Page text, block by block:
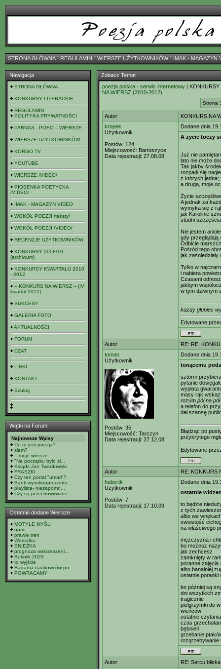
STRONA GŁÓWNAˇ REGULAMIN ˇ WIERSZE UŻYTKOWNIKÓWˇ IMAK - MAGAZYN
Nawigacja
STRONA GŁÓWNA
KONKURSY LITERACKIE
REGULAMIN
POLITYKA PRYWATNOŚCI
PARNAS - POECI - WIERSZE
WIERSZE UŻYTKOWNIKÓW
KORGO TV
YOUTUBE
WIERSZE /VIDEO/
PIOSENKA POETYCKA
/VIDEO/
IMAK - MAGAZYN VIDEO
WOKÓŁ POEZJI /teksty/
WOKÓŁ POEZJI /VIDEO/
RECENZJE UŻYTKOWNIKÓW
KONKURSY 2008/10
(archiwum)
KONKURSY KWARTAŁU 2010
- 2012
-- KONKURS NA WIERSZ -- (IV
kwartał 2012)
SUKCESY
GALERIA FOTO
AKTUALNOŚCI
FORUM
CZAT
LINKI
KONTAKT
Szukaj
Wątki na Forum
Najnowsze Wpisy
Co to jest poezja?
slam?
...moje wiersze
"Na początku było sł...
Ksiądz Jan Twardowski
FRASZKI
Czy ten portal "umarł"?
Bank wysokooprocento...
playlista- niezapomn...
Czy są przechowywane...
Ostatnio dodane Wiersze
MOTYLE MYŚLI
optio
prawie tren
Wersalka
ŚNIEŻKA
prognoza wskrzeszeni...
Bukolik 2026
to wyjście
Badania naukowców po...
POWRACAMY
Zobacz Temat
poezja polska - serwis internetowy |
NA WIERSZ (2010-2012)
Strona
Autor
KONKURS NA
kropek
Użytkownik
Postów: 124
Miejscowość: Bartoszyce
Data rejestracji: 27.08.08
Dodane dnia
A życie toczy
Już nie
lato nie może
Tak jakby
rozpadł się
z których jedna;
a druga, moje
Życie
A jednak za
wymyka się z
jak Karolinie
studni
Nie jestem
gdy przeglądają
Odbicie
Pośród tego
jak zaśniedziały
Tylko w
i nabiera
Czasami
jakbym
w tym dziwnym
każdy głupiec
Edytowane
Autor
RE: RE:
toman
Użytkownik
Postów: 35
Miejscowość: Tarczyn
Data rejestracji: 27.12.08
Dodane dnia
tonącemu
sztorm
pytanie
wypłata
masy rąk
rozum pół na pół
a telefon do
dał szansę
Błądząc po
przykrytego
Edytowane
Autor
RE: KONKURS
hubertk
Użytkownik
Postów: 7
Data rejestracji: 17.10.09
Dodane dnia
ostatnie
to będzie
z tych
albo we
swoistość
na właściwego
mężczyzna i
bo możesz
jak zechcesz
zamknięty w
poranne zajęcia
albo banalniej
ostatnie poranki
bo później są
dni wszytkich
tragicznie
pielgrzymki do
wieńców
ostatnie
czas
bębnień
grzebanie
rozgrzebywanie
Autor
RE: Sercu bliska